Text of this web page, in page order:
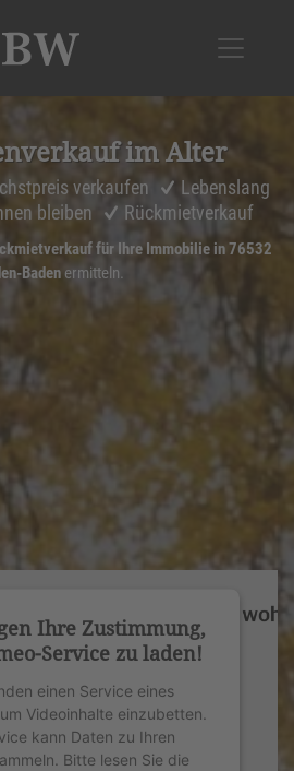
im Alter
verkaufen
Lebenslang
bleiben
Rückmietverkauf
für Ihre Immobilie in 76532
Badenermitteln.
Ihre Zustimmung,
Service zu laden!
einen Service eines
Videoinhalte einzubetten.
kann Daten zu Ihren
Bitte lesen Sie die